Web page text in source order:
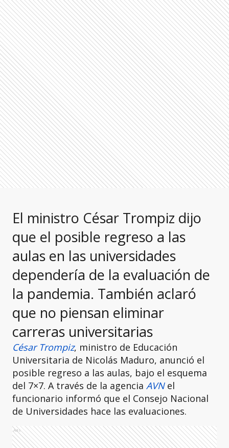
El ministro César Trompiz dijo
que el posible regreso a las
aulas en las universidades
dependería de la evaluación de
la pandemia. También aclaró
que no piensan eliminar
carreras universitarias
César Trompiz, ministro de Educación
Universitaria de Nicolás Maduro, anunció el
posible regreso a las aulas, bajo el esquema
del 7×7. A través de la agencia AVN el
funcionario informó que el Consejo Nacional
de Universidades hace las evaluaciones.
Ads